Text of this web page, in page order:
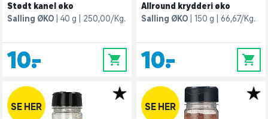
Stødt kanel øko
Salling ØKO
40 g 250,00/Kg.
10,- 0
Allround krydderi øko
Salling ØKO
150 g 66,67/Kg.
10,- 0
SE HER SE HER